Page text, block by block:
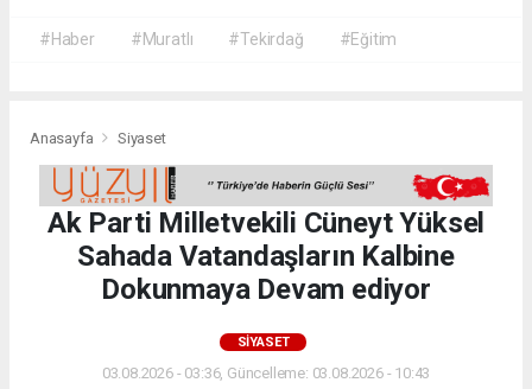
#Haber #Muratlı #Tekirdağ #Eğitim
Anasayfa Siyaset
Ak Parti Milletvekili Cüneyt Yüksel
Sahada Vatandaşların Kalbine
Dokunmaya Devam ediyor
SIYASET
03.08.2026 - 03:36, Güncelleme: 03.08.2026 - 10:43